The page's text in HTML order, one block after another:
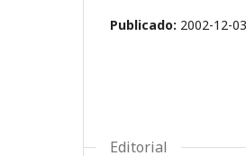
Publicado: 2002-12-03
Editorial